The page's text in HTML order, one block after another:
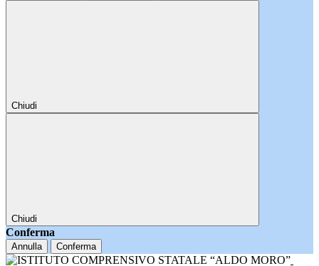
Chiudi
Chiudi
Conferma
Annulla Conferma